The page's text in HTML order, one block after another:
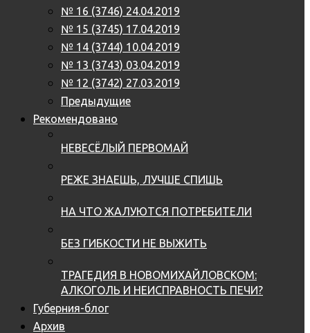
№ 16 (3746) 24.04.2019
№ 15 (3745) 17.04.2019
№ 14 (3744) 10.04.2019
№ 13 (3743) 03.04.2019
№ 12 (3742) 27.03.2019
Предыдущие
Рекомендовано
НЕВЕСЁЛЫЙ ПЕРВОМАЙ
РЕЖЕ ЗНАЕШЬ, ЛУЧШЕ СПИШЬ
НА ЧТО ЖАЛУЮТСЯ ПОТРЕБИТЕЛИ
БЕЗ ГИБКОСТИ НЕ ВЫЖИТЬ
ТРАГЕДИЯ В НОВОМИХАЙЛОВСКОМ:
АЛКОГОЛЬ И НЕИСПРАВНОСТЬ ПЕЧИ?
Губерния-блог
Архив